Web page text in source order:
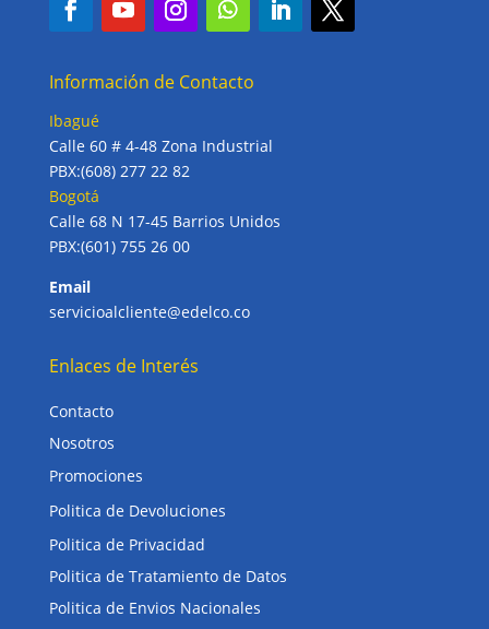
Información de Contacto
Ibagué
Calle 60 # 4-48 Zona Industrial
PBX:(608) 277 22 82
Bogotá
Calle 68 N 17-45 Barrios Unidos
PBX:(601) 755 26 00
Email
servicioalcliente@edelco.co
Enlaces de Interés
Contacto
Nosotros
Promociones
Politica de Devoluciones
Politica de Privacidad
Politica de Tratamiento de Datos
Politica de Envios Nacionales